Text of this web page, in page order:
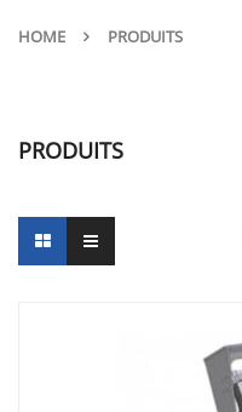
HOME PRODUITS
PRODUITS